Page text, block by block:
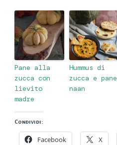
Pane alla
zucca con
lievito
madre
Hummus di
zucca e pane
naan
Condividi:
Facebook X